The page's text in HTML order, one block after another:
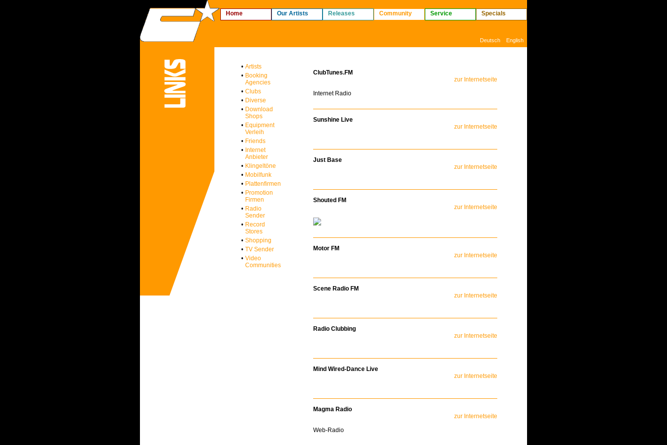
Home Our Artists Releases Community Service Specials
Deutsch English
• Artists
• Booking
Agencies
• Clubs
• Diverse
• Download
Shops
• Equipment
Verleih
• Friends
• Internet
Anbieter
• Klingeltöne
• Mobilfunk
• Plattenfirmen
• Promotion
Firmen
• Radio
Sender
• Record
Stores
• Shopping
• TV Sender
• Video
Communities
ClubTunes.FM
zur Internetseite
Internet Radio
Sunshine Live
zur Internetseite
Just Base
zur Internetseite
Shouted FM
zur Internetseite
Motor FM
zur Internetseite
Scene Radio FM
zur Internetseite
Radio Clubbing
zur Internetseite
Mind Wired-Dance Live
zur Internetseite
Magma Radio
zur Internetseite
Web-Radio